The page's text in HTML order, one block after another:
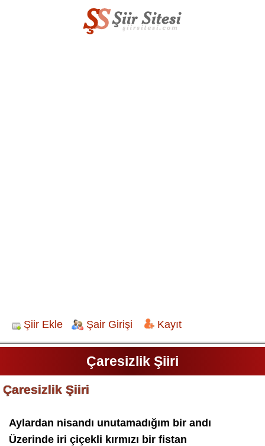
Şiir Ekle Şair Girişi Kayıt
Çaresizlik Şiiri
Çaresizlik Şiiri
Aylardan nisandı unutamadığım bir andı
Üzerinde iri çiçekli kırmızı bir fistan